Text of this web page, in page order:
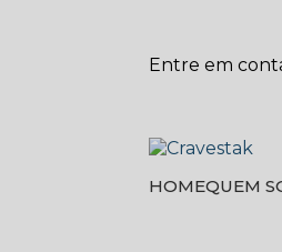
Entre em
HOME QUEM